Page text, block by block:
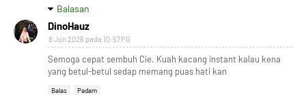
Balasan
DinoHauz
8 Jun 2026 pada 10:57 PG
Semoga cepat sembuh Cie. Kuah kacang instant kalau kena
yang betul-betul sedap memang puas hati kan
Balas Padam